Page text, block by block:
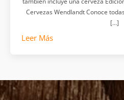
Cervezas Wendlandt Conoce
[…]
Leer Más